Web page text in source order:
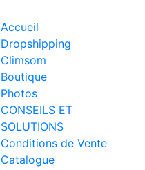
Accueil
Dropshipping
Climsom
Boutique
Photos
CONSEILS ET
SOLUTIONS
Conditions de Vente
Catalogue